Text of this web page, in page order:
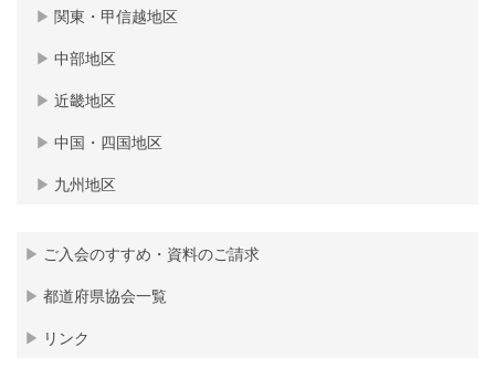
関東・甲信越地区
中部地区
近畿地区
中国・四国地区
九州地区
ご入会のすすめ・資料のご請求
都道府県協会一覧
リンク